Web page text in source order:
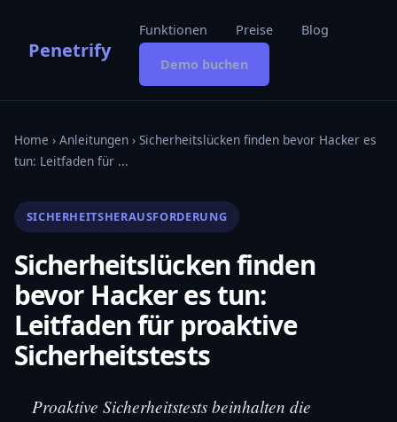
Penetrify
Funktionen Preise Blog
Demo buchen
Home › Anleitungen › Sicherheitslücken finden bevor Hacker es
tun: Leitfaden für ...
SICHERHEITSHERAUSFORDERUNG
Sicherheitslücken finden
bevor Hacker es tun:
Leitfaden für proaktive
Sicherheitstests
Proaktive Sicherheitstests beinhalten die